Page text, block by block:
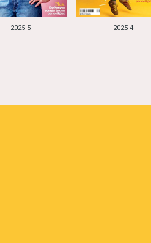
2025-5 2025-4